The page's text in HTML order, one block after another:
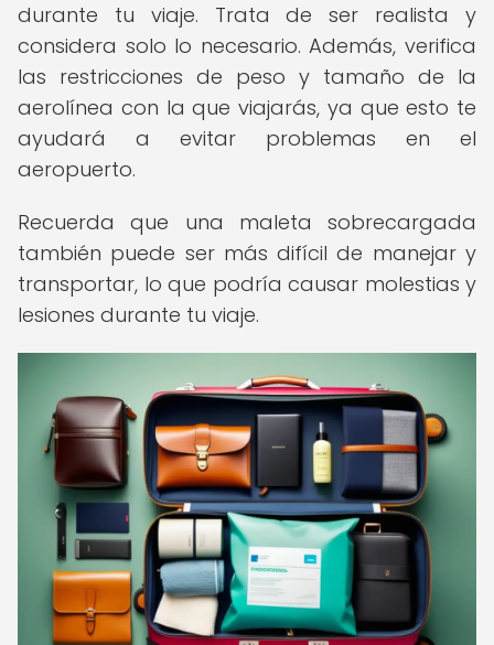
durante tu viaje. Trata de ser realista y
considera solo lo necesario. Además, verifica
las restricciones de peso y tamaño de la
aerolínea con la que viajarás, ya que esto te
ayudará a evitar problemas en el
aeropuerto.
Recuerda que una maleta sobrecargada
también puede ser más difícil de manejar y
transportar, lo que podría causar molestias y
lesiones durante tu viaje.